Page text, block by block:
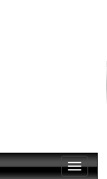
Toggle